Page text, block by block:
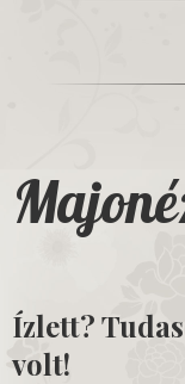
Ízlett?
volt!